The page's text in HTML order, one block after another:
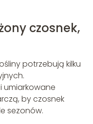
czosnek,
potrzebują kilku
umiarkowane
by czosnek
sezonów.